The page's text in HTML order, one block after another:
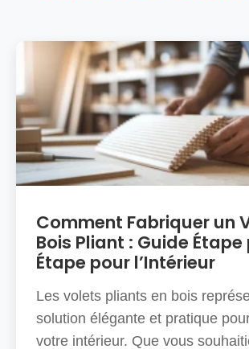
Comment Fabriquer un
Bois Pliant : Guide
Étape pour l’Intérieur
Les volets pliants en bois
solution élégante et pratique
votre intérieur. Que vous